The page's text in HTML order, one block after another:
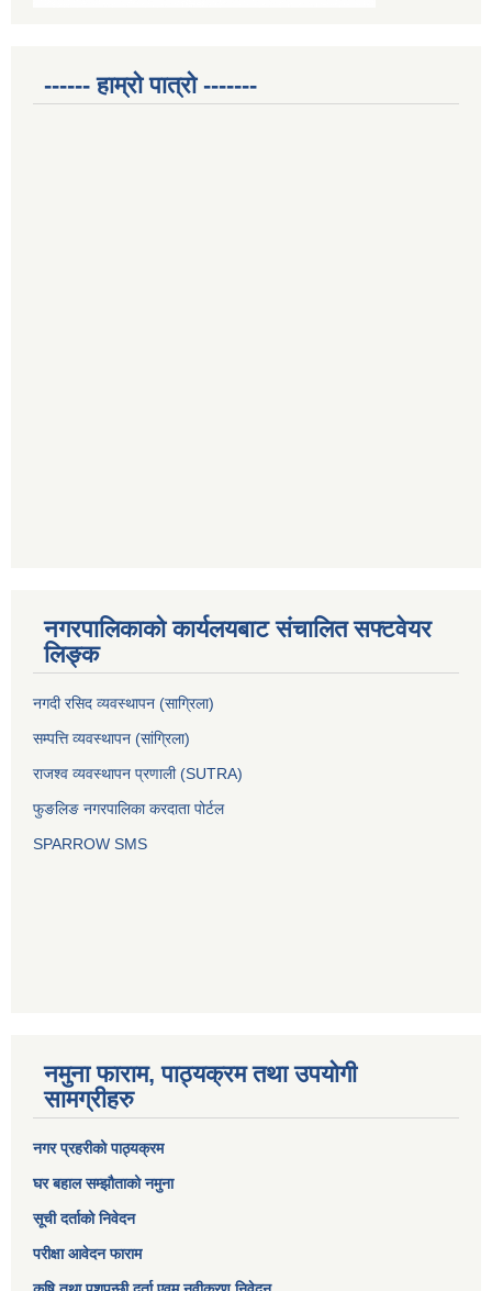
------ हाम्रो पात्रो -------
नगरपालिकाको कार्यलयबाट संचालित सफ्टवेयर
लिङ्क
नगदी रसिद व्यवस्थापन (साग्रिला)
सम्पत्ति व्यवस्थापन (सांग्रिला)
राजश्व व्यवस्थापन प्रणाली (SUTRA)
फुङलिङ नगरपालिका करदाता पोर्टल
SPARROW SMS
नमुना फाराम, पाठ्यक्रम तथा उपयोगी
सामग्रीहरु
नगर प्रहरीको पाठ्यक्रम
घर बहाल सम्झौताको नमुना
सूची दर्ताको निवेदन
परीक्षा आवेदन फाराम